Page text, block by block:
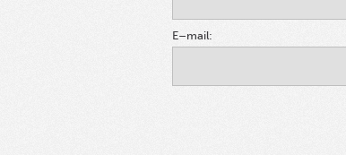
E–mail: